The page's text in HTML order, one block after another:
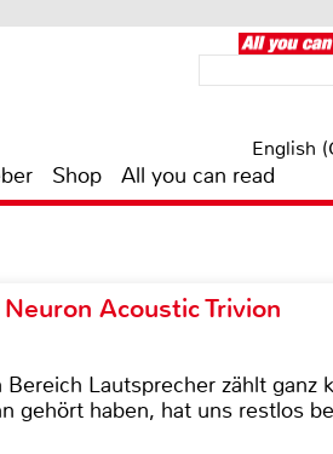
English
Shop All you can read
Acoustic Trivion
Lautsprecher zählt ganz
gehört haben, hat uns restlos